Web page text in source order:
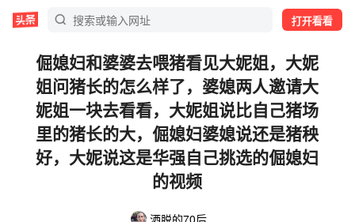
打开看看
倔媳妇和婆婆去喂猪看见大妮姐，大妮
姐问猪长的怎么样了，婆媳两人邀请大
妮姐一块去看看，大妮姐说比自己猪场
里的猪长的大，倔媳妇婆媳说还是猪秧
好，大妮说这是华强自己挑选的倔媳妇
的视频
洒脱的70后阿姨